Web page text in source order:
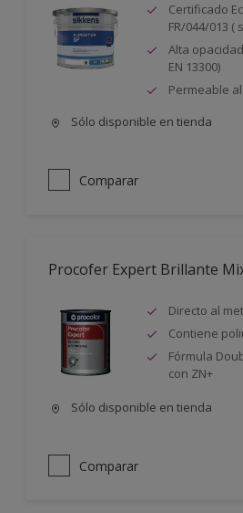
Certificado
FR/044/013 (
Alta
EN 13300)
Permeable
Sólo disponible en tienda
Comparar
Procofer Expert Brillante
Directo al
Contiene
Fórmula
con ZN+
Sólo disponible en tienda
Comparar